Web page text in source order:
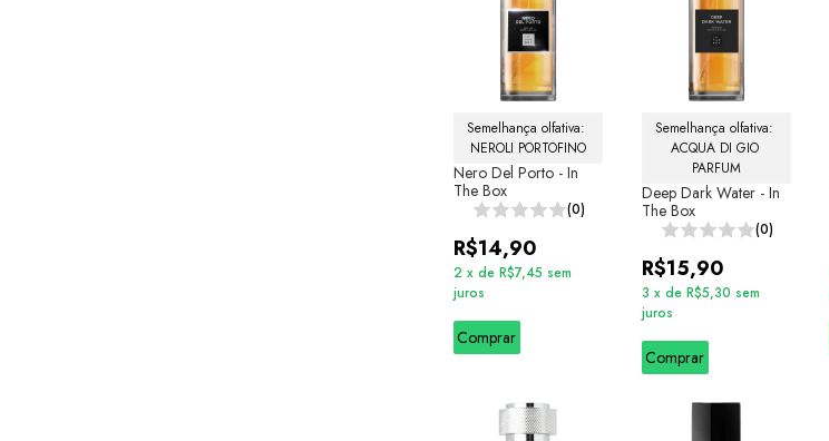
Semelhança olfativa:
NEROLI PORTOFINO
Nero Del Porto - In
The Box
(0)
R$14,90
2 x de R$7,45 sem
juros
Comprar
Semelhança olfativa:
ACQUA DI GIO
PARFUM
Deep Dark Water - In
The Box
(0)
R$15,90
3 x de R$5,30 sem
juros
Comprar